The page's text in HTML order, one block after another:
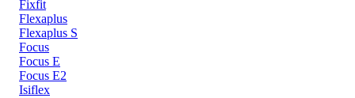
Fixfit
Flexaplus
Flexaplus S
Focus
Focus E
Focus E2
Isiflex